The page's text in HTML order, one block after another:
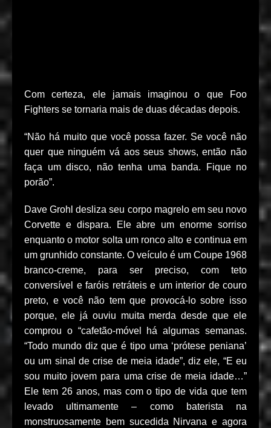
Com certeza, ele jamais imaginou o que Foo
Fighters se tornaria mais de duas décadas depois.
“Não há muito que você possa fazer. Se você não
quer que ninguém vá aos seus shows, então não
faça um disco, não tenha uma banda. Fique no
porão”.
Dave Grohl desliza seu corpo magrelo em seu novo
Corvette e dispara. Ele abre um enorme sorriso
enquanto o motor solta um ronco alto e continua em
um grunhido constante. O veículo é um Coupe 1968
branco-creme, para ser preciso, com teto
conversível e faróis retráteis e um interior de couro
preto, e você não tem que provocá-lo sobre isso
porque, ele já ouviu muita merda desde que ele
comprou o “cafetão-móvel há algumas semanas.
“Todo mundo diz que é tipo uma ‘prótese peniana’
ou um sinal de crise de meia idade”, diz ele, “E eu
sou muito jovem para uma crise de meia idade…”
Ele tem 26 anos, mas com o tipo de vida que tem
levado ultimamente – como baterista na
monstruosamente bem sucedida Nirvana e agora